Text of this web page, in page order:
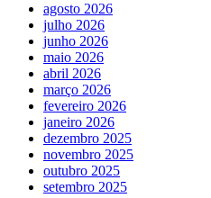
agosto 2026
julho 2026
junho 2026
maio 2026
abril 2026
março 2026
fevereiro 2026
janeiro 2026
dezembro 2025
novembro 2025
outubro 2025
setembro 2025